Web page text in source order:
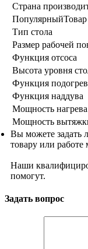
Страна
ПопулярныйТовар
Тип стола
Размер рабочей
Функция отсоса
Высота уровня
Функция
Функция наддува
Мощность
Мощность
Вы можете задать
товару или работе
Наши
помогут.
Задать вопрос